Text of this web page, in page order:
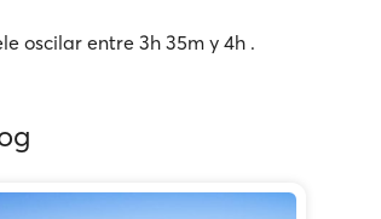
oscilar entre 3h 35m y 4h .